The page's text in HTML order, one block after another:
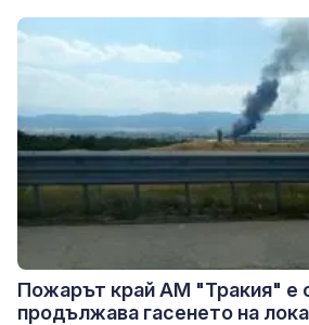
Пожарът край АМ "Тракия" е
продължава гасенето на